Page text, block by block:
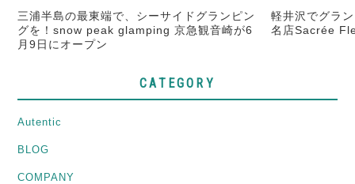
三浦半島の最東端で、シーサイドグランピン
グを！snow peak glamping 京急観音崎が6
月9日にオープン
軽井沢でグラ
名店Sacrée
CATEGORY
Autentic
BLOG
COMPANY